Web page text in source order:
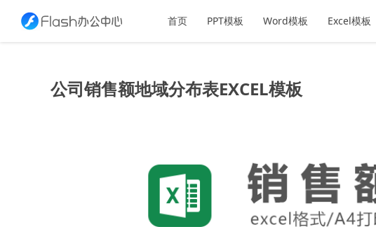
首页 PPT模板 Word模板 Excel模板
公司销售额地域分布表EXCEL模板